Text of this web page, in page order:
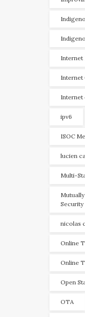
Internet
Internet
Internet
ipv6
ISOC
lucien
Multi-
Security
nicolas
Online
Online
Open
OTA